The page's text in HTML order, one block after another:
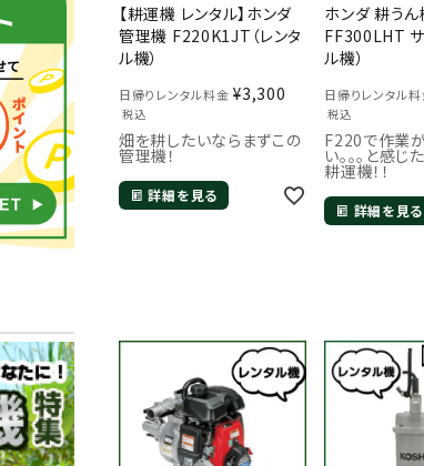
【耕運機 レンタル】ホンダ
管理機 F220K1JT（レンタ
ル機）
日帰りレンタル料金 ¥3,300
税込
畑を耕したいならまずこの
管理機！
詳細を見る
ホンダ 耕うん
FF300LHT サ
ル機）
日帰りレンタル
税込
F220で作業
い。。。と感
耕運機！！
詳細を見る